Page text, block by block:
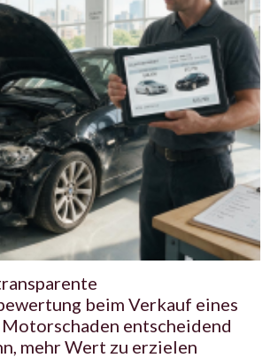
beim Verkauf eines
entscheidend
mehr Wert zu erzielen